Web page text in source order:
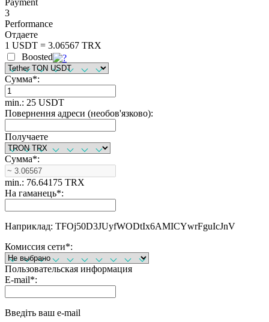
Payment
3
Performance
Отдаете
1 USDT = 3.06567 TRX
Boosted
Сумма*:
min.: 25 USDT
Повернення адреси (необов'язково):
Получаете
Сумма*:
min.: 76.64175 TRX
На гаманець*:
Наприклад: TFOj50D3JUyfWODtIx6AMICYwrFguIcJnV
Комиссия сети*:
Пользовательская информация
E-mail*:
Введіть ваш e-mail